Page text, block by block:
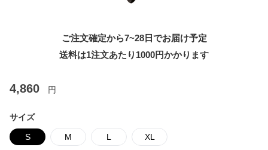
ご注文確定から7~28日でお届け予定
送料は1注文あたり 1000円かかります
4,860 円
サイズ
S M L XL